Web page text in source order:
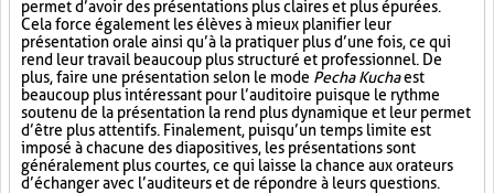
permet d’avoir des présentations plus claires et plus épurées.
Cela force également les élèves à mieux planifier leur
présentation orale ainsi qu’à la pratiquer plus d’une fois, ce qui
rend leur travail beaucoup plus structuré et professionnel. De
plus, faire une présentation selon le mode Pecha Kuchaest
beaucoup plus intéressant pour l’auditoire puisque le rythme
soutenu de la présentation la rend plus dynamique et leur permet
d’être plus attentifs. Finalement, puisqu’un temps limite est
imposé à chacune des diapositives, les présentations sont
généralement plus courtes, ce qui laisse la chance aux orateurs
d’échanger avec l’auditeurs et de répondre à leurs questions.